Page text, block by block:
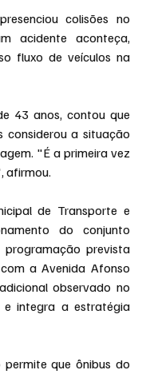
colisões no
acidente aconteça,
fluxo de veículos na
43 anos, contou que
considerou a situação
"É a primeira vez
afirmou.
de Transporte e
do conjunto
prevista
a Avenida Afonso
observado no
e integra a estratégia
que ônibus do